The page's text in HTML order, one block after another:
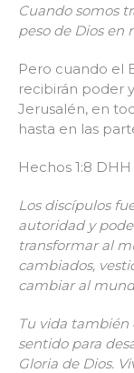
Cuando somos
peso de Dios en
Pero cuando el
recibirán poder
Jerusalén, en
hasta en las
Hechos 1:8 DHH
Los discípulos
autoridad y
transformar al
cambiados,
cambiar al
Tu vida también
sentido para
Gloria de Dios.